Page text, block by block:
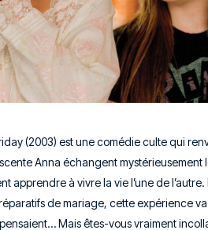
(2003) est une comédie culte qui
Anna échangent mystérieusement
apprendre à vivre la vie l’une de
de mariage, cette expérience
Mais êtes-vous vraiment